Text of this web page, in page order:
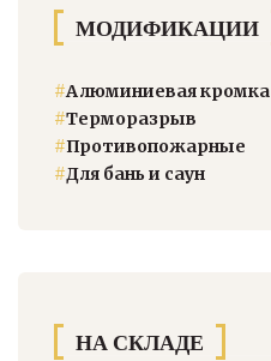
МОДИФИКАЦИИ
#Алюминиевая кромка
#Терморазрыв
#Противопожарные
#Для бань и саун
НА СКЛАДЕ